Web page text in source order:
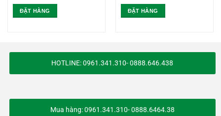
ĐẶT HÀNG ĐẶT HÀNG
HOTLINE: 0961.341.310- 0888.646.438
Mua hàng: 0961.341.310- 0888.6464.38